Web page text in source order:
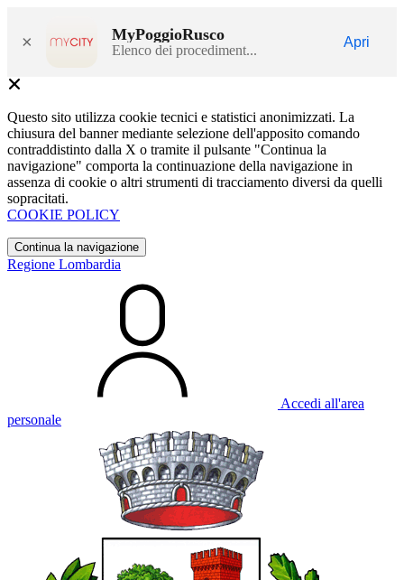
× MyPoggioRusco
Elenco dei procediment...
Apri
Questo sito utilizza cookie tecnici e statistici anonimizzati. La
chiusura del banner mediante selezione dell'apposito comando
contraddistinto dalla X o tramite il pulsante "Continua la
navigazione" comporta la continuazione della navigazione in
assenza di cookie o altri strumenti di tracciamento diversi da quelli
sopracitati.
COOKIE POLICY
Continua la navigazione
Regione Lombardia
Accedi all'area
personale